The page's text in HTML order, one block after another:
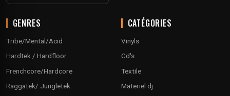
GENRES
Tribe/Mental/Acid
Hardtek / Hardfloor
Frenchcore/Hardcore
Raggatek/ Jungletek
CATÉGORIES
Vinyls
Cd's
Textile
Materiel dj